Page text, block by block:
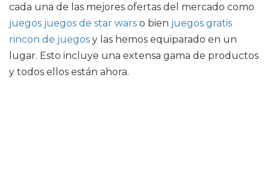
cada una de las mejores ofertas del mercado como
juegos juegos de star wars o bien juegos gratis
rincon de juegos y las hemos equiparado en un
lugar. Esto incluye una extensa gama de productos
y todos ellos están ahora.